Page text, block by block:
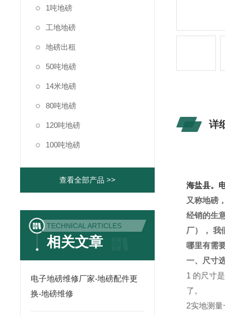
1吨地磅
工地地磅
地磅出租
50吨地磅
14米地磅
80吨地磅
120吨地磅
100吨地磅
查看全部产品 >>
TECHNICAL ARTICLES
相关文章
电子地磅维修厂家-地磅配件更
换-地磅维修
详
海盐县。
又称地磅
经销的生
厂）
，
哪里有需
一、尺寸
1 的尺寸
了。
2实地测